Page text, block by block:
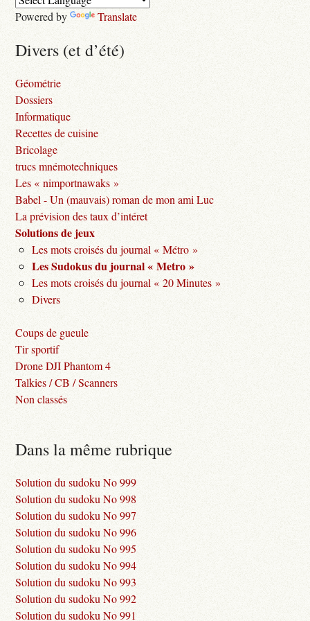
Powered by Translate
Divers (et d’été)
Géométrie
Dossiers
Informatique
Recettes de cuisine
Bricolage
trucs mnémotechniques
Les « nimportnawaks »
Babel - Un (mauvais) roman de mon ami Luc
La prévision des taux d’intéret
Solutions de jeux
Les mots croisés du journal « Métro »
Les Sudokus du journal « Metro »
Les mots croisés du journal « 20 Minutes »
Divers
Coups de gueule
Tir sportif
Drone DJI Phantom 4
Talkies / CB / Scanners
Non classés
Dans la même rubrique
Solution du sudoku No 999
Solution du sudoku No 998
Solution du sudoku No 997
Solution du sudoku No 996
Solution du sudoku No 995
Solution du sudoku No 994
Solution du sudoku No 993
Solution du sudoku No 992
Solution du sudoku No 991